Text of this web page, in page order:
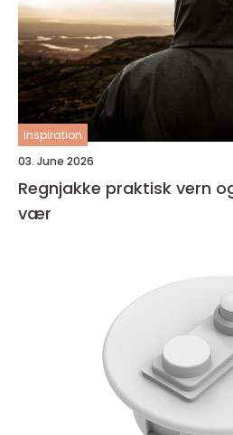
inspiration
03. June 2026
Regnjakke praktisk vern og profil i alt slags
vær